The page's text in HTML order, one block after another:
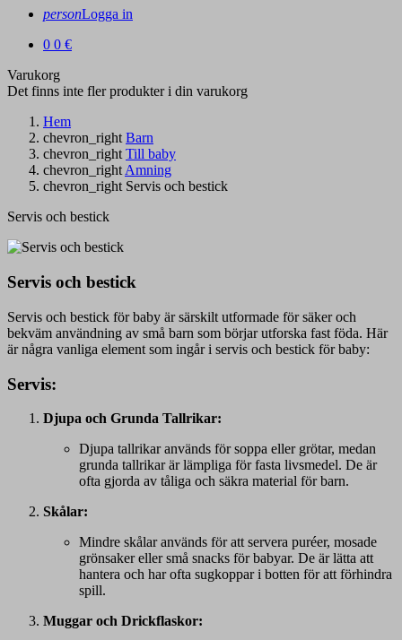
personLogga in
0 0 €
Varukorg
Det finns inte fler produkter i din varukorg
Hem
chevron_right Barn
chevron_right Till baby
chevron_rightAmning
chevron_right Servis och bestick
Servis och bestick
Servis och bestick
Servis och bestick för baby är särskilt utformade för säker och
bekväm användning av små barn som börjar utforska fast föda. Här
är några vanliga element som ingår i servis och bestick för baby:
Servis:
Djupa och Grunda Tallrikar:
Djupa tallrikar används för soppa eller grötar, medan
grunda tallrikar är lämpliga för fasta livsmedel. De är
ofta gjorda av tåliga och säkra material för barn.
Skålar:
Mindre skålar används för att servera puréer, mosade
grönsaker eller små snacks för babyar. De är lätta att
hantera och har ofta sugkoppar i botten för att förhindra
spill.
Muggar och Drickflaskor: